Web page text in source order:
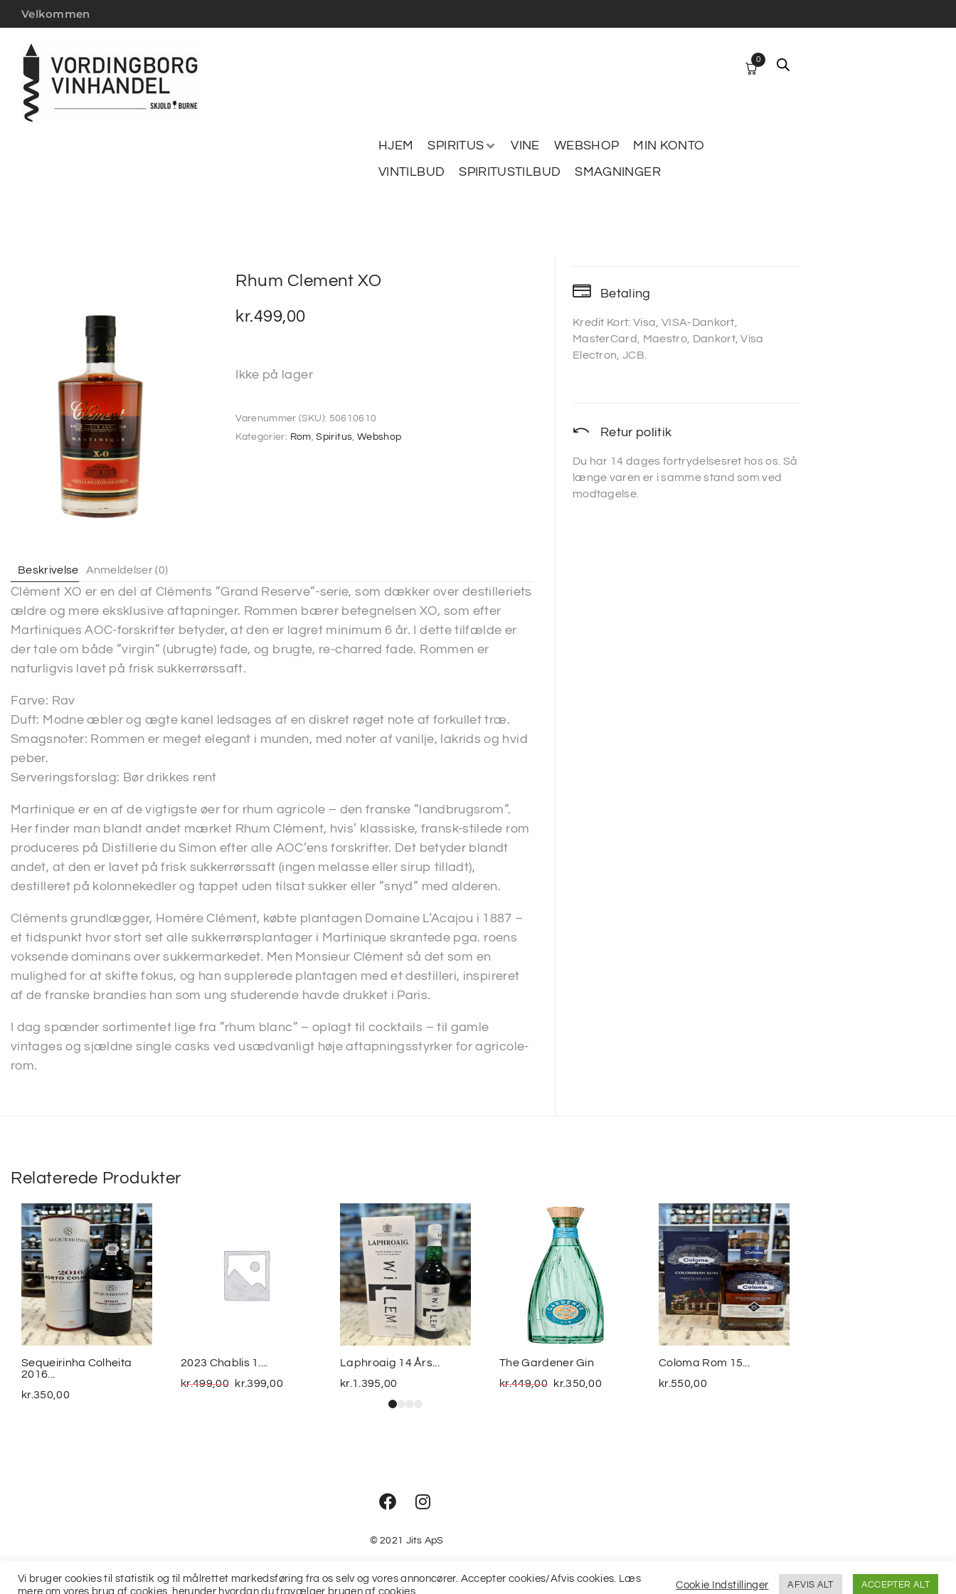
Velkommen
HJEM SPIRITUS VINE WEBSHOP
MIN KONTO
VINTILBUD
SPIRITUSTILBUD SMAGNINGER
0
Rhum Clement XO
kr.499,00
Ikke på lager
Varenummer (SKU): 50610610
Kategorier: Rom,Spiritus, Webshop
Beskrivelse Anmeldelser (0)
Clément XO er en del af Cléments ”Grand Reserve”-serie, som dækker over destilleriets
ældre og mere eksklusive aftapninger. Rommen bærer betegnelsen XO, som efter
Martiniques AOC-forskrifter betyder, at den er lagret minimum 6 år. I dette tilfælde er
der tale om både ”virgin” (ubrugte) fade, og brugte, re-charred fade. Rommen er
naturligvis lavet på frisk sukkerrørssaft.
Farve: Rav
Duft: Modne æbler og ægte kanel ledsages af en diskret røget note af forkullet træ.
Smagsnoter: Rommen er meget elegant i munden, med noter af vanilje, lakrids og hvid
peber.
Serveringsforslag: Bør drikkes rent
Martinique er en af de vigtigste øer for rhum agricole – den franske ”landbrugsrom”.
Her finder man blandt andet mærket Rhum Clément, hvis’ klassiske, fransk-stilede rom
produceres på Distillerie du Simon efter alle AOC’ens forskrifter. Det betyder blandt
andet, at den er lavet på frisk sukkerrørssaft (ingen melasse eller sirup tilladt),
destilleret på kolonnekedler og tappet uden tilsat sukker eller ”snyd” med alderen.
Cléments grundlægger, Homére Clément, købte plantagen Domaine L’Acajou i 1887 –
et tidspunkt hvor stort set alle sukkerrørsplantager i Martinique skrantede pga. roens
voksende dominans over sukkermarkedet. Men Monsieur Clément så det som en
mulighed for at skifte fokus, og han supplerede plantagen med et destilleri, inspireret
af de franske brandies han som ung studerende havde drukket i Paris.
I dag spænder sortimentet lige fra ”rhum blanc” – oplagt til cocktails – til gamle
vintages og sjældne single casks ved usædvanligt høje aftapningsstyrker for agricole-
rom.
Betaling
Kredit Kort: Visa, VISA-Dankort,
MasterCard, Maestro, Dankort, Visa
Electron, JCB.
Retur politik
Du har 14 dages fortrydelsesret hos os. Så
længe varen er i samme stand som ved
modtagelse.
Relaterede Produkter
Sequeirinha Colheita
2016...
kr.350,00
2023 Chablis 1....
kr.499,00 kr.399,00
Laphroaig 14 Års...
kr. 1.395,00
The Gardener Gin
kr.449,00 kr.350,00
Coloma Rom 15...
kr.550,00
© 2021 Jits ApS
Vi bruger cookies til statistik og til målrettet markedsføring fra os selv og vores annoncører. Accepter cookies/Afvis cookies. Læs
mere om vores brug af cookies, herunder hvordan du fravælger brugen af cookies.
Cookie Indstillinger AFVIS ALT ACCEPTER ALT